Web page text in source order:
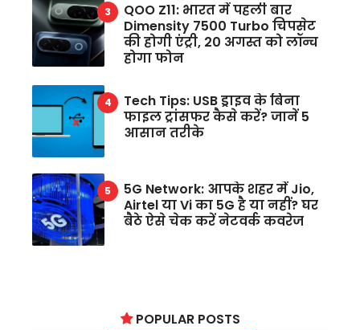
QOO Z11: भारत में पहली बार
Dimensity 7500 Turbo चिपसेट
की होगी एंट्री, 20 अगस्त को लॉन्च
होगा फोन
Tech Tips: USB ड्राइव के बिना
फाइल ट्रांसफर कैसे करें? जानें 5
आसान तरीके
5G Network: आपके शहर में Jio,
Airtel या Vi का 5G है या नहीं? घर
बैठे ऐसे चेक करें नेटवर्क कवरेज
POPULAR POSTS